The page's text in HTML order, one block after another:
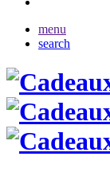
menu
search